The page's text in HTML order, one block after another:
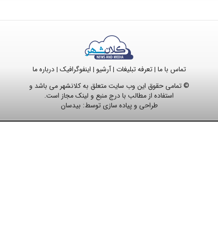
تماس با ما |تعرفه تبلیغات |آرشیو | اینفوگرافیک |درباره ما
© تمامی حقوق این وب سایت متعلق به کلانشهر می باشد و
استفاده از مطالب با درج منبع و لینک مجاز است.
طراحی و پیاده سازی توسط: بیدسان